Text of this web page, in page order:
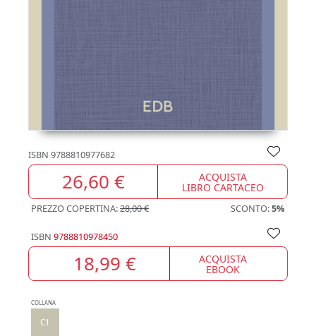
ISBN 9788810977682
26,60 € ACQUISTA
LIBRO CARTACEO
PREZZO COPERTINA:28,00 € SCONTO:5%
ISBN 9788810978450
18,99 € ACQUISTA
EBOOK
COLLANA
C1